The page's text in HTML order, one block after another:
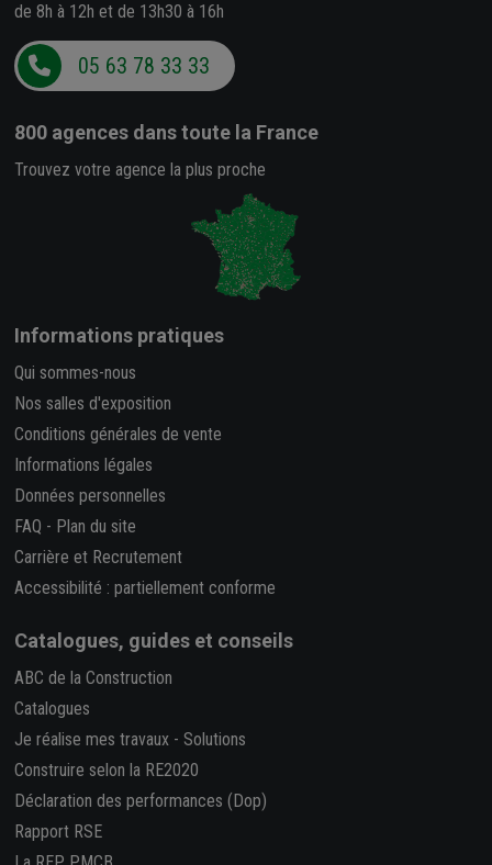
de 8h à 12h et de 13h30 à 16h
05 63 78 33 33
800 agences dans toute la France
Trouvez votre agence la plus proche
Informations pratiques
Qui sommes-nous
Nos salles d'exposition
Conditions générales de vente
Informations légales
Données personnelles
FAQ - Plan du site
Carrière et Recrutement
Accessibilité : partiellement conforme
Catalogues, guides et conseils
ABC de la Construction
Catalogues
Je réalise mes travaux - Solutions
Construire selon la RE2020
Déclaration des performances (Dop)
Rapport RSE